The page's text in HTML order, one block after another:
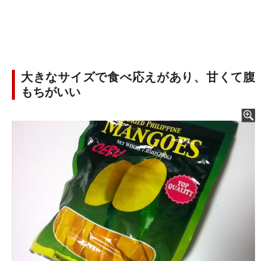
大きなサイズで食べ応えがあり、甘くて腹
もちがいい